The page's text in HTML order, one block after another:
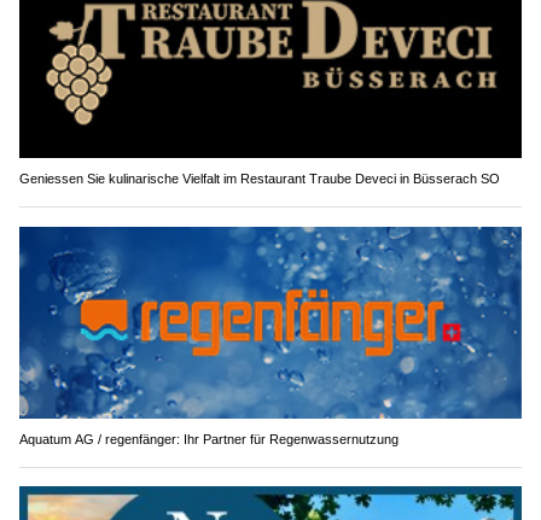
Geniessen Sie kulinarische Vielfalt im Restaurant Traube Deveci in Büsserach SO
Aquatum AG / regenfänger: Ihr Partner für Regenwassernutzung